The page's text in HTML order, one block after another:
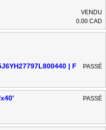
VENDU
0.00 CAD
| F
PASSÉ
PASSÉ